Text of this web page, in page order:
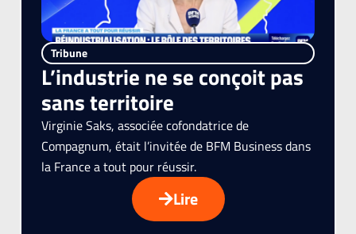
Tribune
L’industrie ne se conçoit pas
sans territoire
Virginie Saks, associée cofondatrice de
Compagnum, était l’invitée de BFM Business dans
la France a tout pour réussir.
Lire